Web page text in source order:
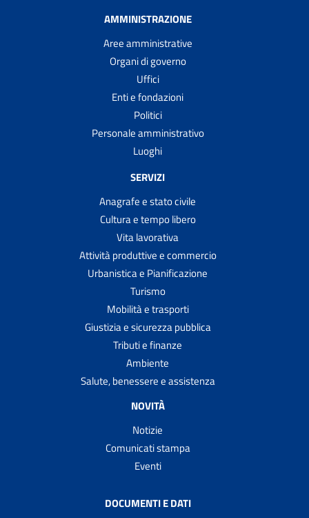
AMMINISTRAZIONE
Aree amministrative
Organi di governo
Uffici
Enti e fondazioni
Politici
Personale amministrativo
Luoghi
SERVIZI
Anagrafe e stato civile
Cultura e tempo libero
Vita lavorativa
Attività produttive e commercio
Urbanistica e Pianificazione
Turismo
Mobilità e trasporti
Giustizia e sicurezza pubblica
Tributi e finanze
Ambiente
Salute, benessere e assistenza
NOVITÀ
Notizie
Comunicati stampa
Eventi
DOCUMENTI E DATI